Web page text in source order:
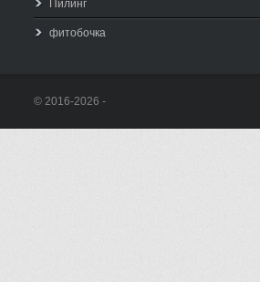
Пилинг
фитобочка
© 2016-2026 -